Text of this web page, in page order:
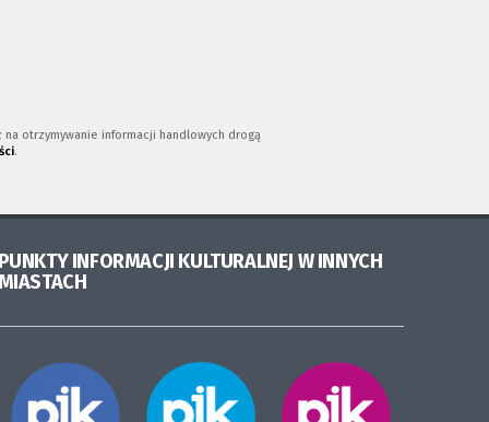
otrzymywanie informacji handlowych drogą
.
INFORMACJI KULTURALNEJ W INNYCH